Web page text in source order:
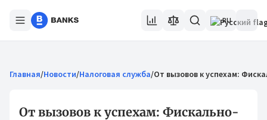
RU
Главная/Новости/Налоговая служба/От вызовов к успехам:
От вызовов к успехам: Фискально-